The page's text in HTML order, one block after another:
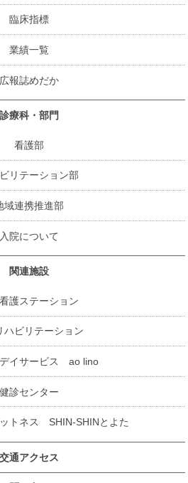
臨床指標
業績一覧
広報誌めだか
診療科・部門
看護部
リテーション部
域連携推進部
入院について
関連施設
護ステーション
ハビリテーション
デイサービス ao lino
健診センター
トネス SHIN-SHINとよた
交通アクセス